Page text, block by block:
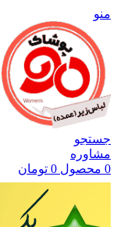
منو
جستجو
مشاوره
0 محصول 0 تومان